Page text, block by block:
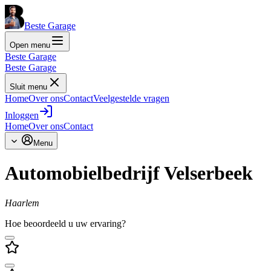
Beste Garage
Open menu
Beste Garage
Beste Garage
Sluit menu
HomeOver onsContactVeelgestelde vragen
Inloggen
HomeOver onsContact
Menu
Automobielbedrijf Velserbeek
Haarlem
Hoe beoordeeld u uw ervaring?